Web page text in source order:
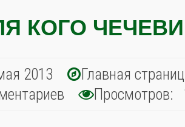
КОГО
2013
Главная
Просмотров: